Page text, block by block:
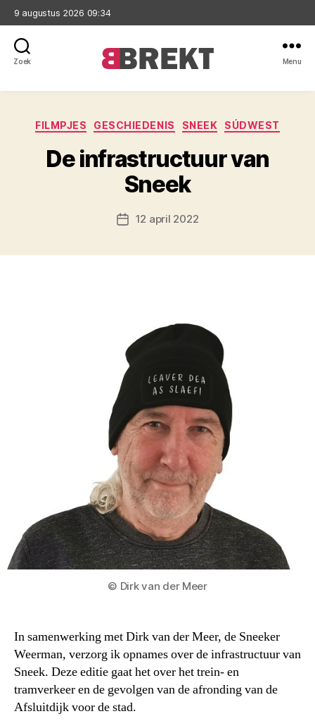
9 augustus 2026 09:34
Zoek Menu
Categorieën
FILMPJES GESCHIEDENIS SNEEK SÚDWEST
De infrastructuur van
Sneek
Berichtdatum
12 april 2022
© Dirk van der Meer
In samenwerking met Dirk van der Meer, de Sneeker
Weerman, verzorg ik opnames over de infrastructuur van
Sneek. Deze editie gaat het over het trein- en
tramverkeer en de gevolgen van de afronding van de
Afsluitdijk voor de stad.